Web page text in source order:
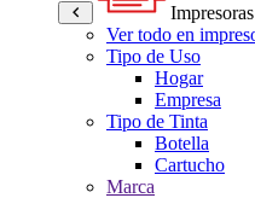
Ver todo en
Tipo de Uso
Hogar
Empresa
Tipo de Tinta
Botella
Cartucho
Marca